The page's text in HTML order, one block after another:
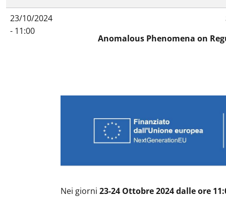
23/10/2024
- 11:00
Anomalous Phenomena on
Nei giorni 23-24 Ottobre 2024 dalle ore